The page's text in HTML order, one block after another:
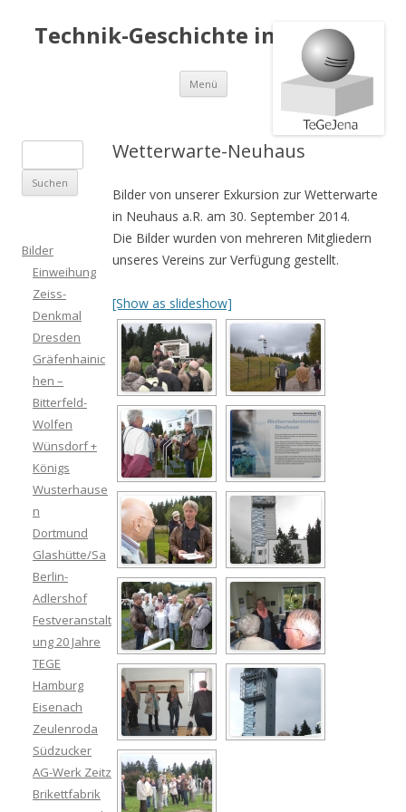
Technik-Geschichte in Jena e.V.
Menü Springe
Inhalt
Wetterwarte-Neuhaus
Bilder von unserer Exkursion zur Wetterwarte
in Neuhaus a.R. am 30. September 2014.
Die Bilder wurden von mehreren Mitgliedern
unseres Vereins zur Verfügung gestellt.
[Show as slideshow]
u
c
n
Bilder
Einweihung
Zeiss-
Denkmal
Dresden
Gräfenhainic
hen –
Bitterfeld-
Wolfen
Wünsdorf +
Königs
Wusterhause
n
Dortmund
Glashütte/Sa
Berlin-
Adlershof
Festveranstalt
ung 20 Jahre
TEGE
Hamburg
Eisenach
Zeulenroda
Südzucker
AG-Werk Zeitz
Brikettfabrik